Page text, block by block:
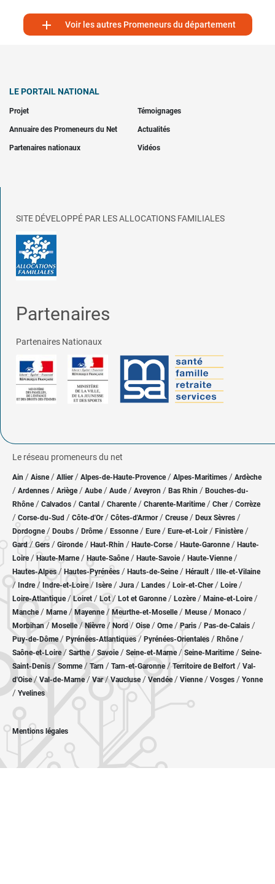
 Voir les autres Promeneurs du département
LE PORTAIL NATIONAL
Projet Témoignages
Annuaire des Promeneurs du Net Actualités
Partenaires nationaux Vidéos
SITE DÉVELOPPÉ PAR LES ALLOCATIONS FAMILIALES
Partenaires
Partenaires Nationaux
Le réseau promeneurs du net
Ain / Aisne/ Allier/ Alpes-de-Haute-Provence / Alpes-Maritimes / Ardèche
/ Ardennes / Ariège/ Aube/ Aude / Aveyron / Bas Rhin / Bouches-du-
Rhône/ Calvados / Cantal / Charente / Charente-Maritime/ Cher / Corrèze
/ Corse-du-Sud / Côte-d'Or / Côtes-d'Armor/ Creuse/ Deux Sèvres /
Dordogne/ Doubs / Drôme/ Essonne / Eure/ Eure-et-Loir / Finistère/
Gard/Gers / Gironde/ Haut-Rhin / Haute-Corse/ Haute-Garonne/ Haute-
Loire/Haute-Marne/ Haute-Saône/ Haute-Savoie/ Haute-Vienne/
Hautes-Alpes/ Hautes-Pyrénées / Hauts-de-Seine/ Hérault / Ille-et-Vilaine
/ Indre/ Indre-et-Loire/ Isère/ Jura / Landes / Loir-et-Cher/ Loire/
Loire-Atlantique/ Loiret / Lot/ Lot et Garonne/ Lozère / Maine-et-Loire/
Manche/ Marne/ Mayenne/ Meurthe-et-Moselle/ Meuse/ Monaco /
Morbihan/ Moselle/ Nièvre / Nord/ Oise / Orne/Paris / Pas-de-Calais /
Puy-de-Dôme/ Pyrénées-Atlantiques / Pyrénées-Orientales / Rhône/
Saône-et-Loire/ Sarthe/ Savoie/ Seine-et-Marne/ Seine-Maritime/ Seine-
Saint-Denis /Somme/ Tarn / Tarn-et-Garonne/Territoire de Belfort / Val-
d'Oise/ Val-de-Marne/Var/Vaucluse/ Vendée/ Vienne/ Vosges / Yonne
/ Yvelines
Mentions légales